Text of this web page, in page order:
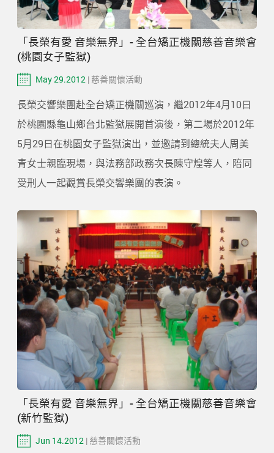
「長榮有愛 音樂無界」- 全台矯正機關慈善音樂會
(桃園女子監獄)
May 29.2012 | 慈善關懷活動
長榮交響樂團赴全台矯正機關巡演，繼2012年4月10日
於桃園縣龜山鄉台北監獄展開首演後，第二場於2012年
5月29日在桃園女子監獄演出，並邀請到總統夫人周美
青女士親臨現場，與法務部政務次長陳守煌等人，陪同
受刑人一起觀賞長榮交響樂團的表演。
「長榮有愛 音樂無界」- 全台矯正機關慈善音樂會
(新竹監獄)
Jun 14.2012 | 慈善關懷活動